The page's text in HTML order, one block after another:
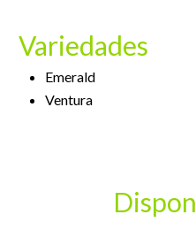
Variedades
Emerald
Ventura